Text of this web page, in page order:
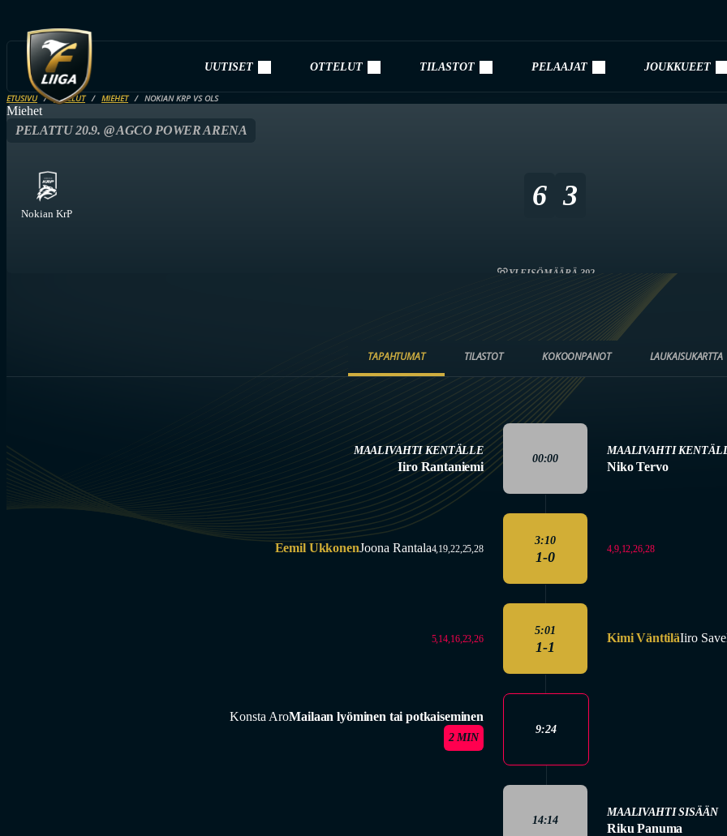
UUTISET OTTELUT TILASTOT PELAAJAT JOUKKUEET
ETUSIVU OTTELUT MIEHET NOKIAN KRP VS OLS
Miehet
PELATTU 20.9. @ AGCO POWER ARENA
Nokian KrP
6 3
YLEISÖMÄÄRÄ 392
TAPAHTUMAT TILASTOT KOKOONPANOT LAUKAISUKARTTA
MAALIVAHTI KENTÄLLE
Iiro Rantaniemi
00:00
MAALIVAHTI
Niko Tervo
Eemil UkkonenJoona Rantala4,19,22,25,28
3:10
1-0 4,9,12,26,28
5,14,16,23,26
5:01
1-1
Kimi VänttiläIiro
Konsta AroMailaan lyöminen tai potkaiseminen
2 MIN
9:24
14:14
MAALIVAHTI SISÄÄN
Riku Panuma